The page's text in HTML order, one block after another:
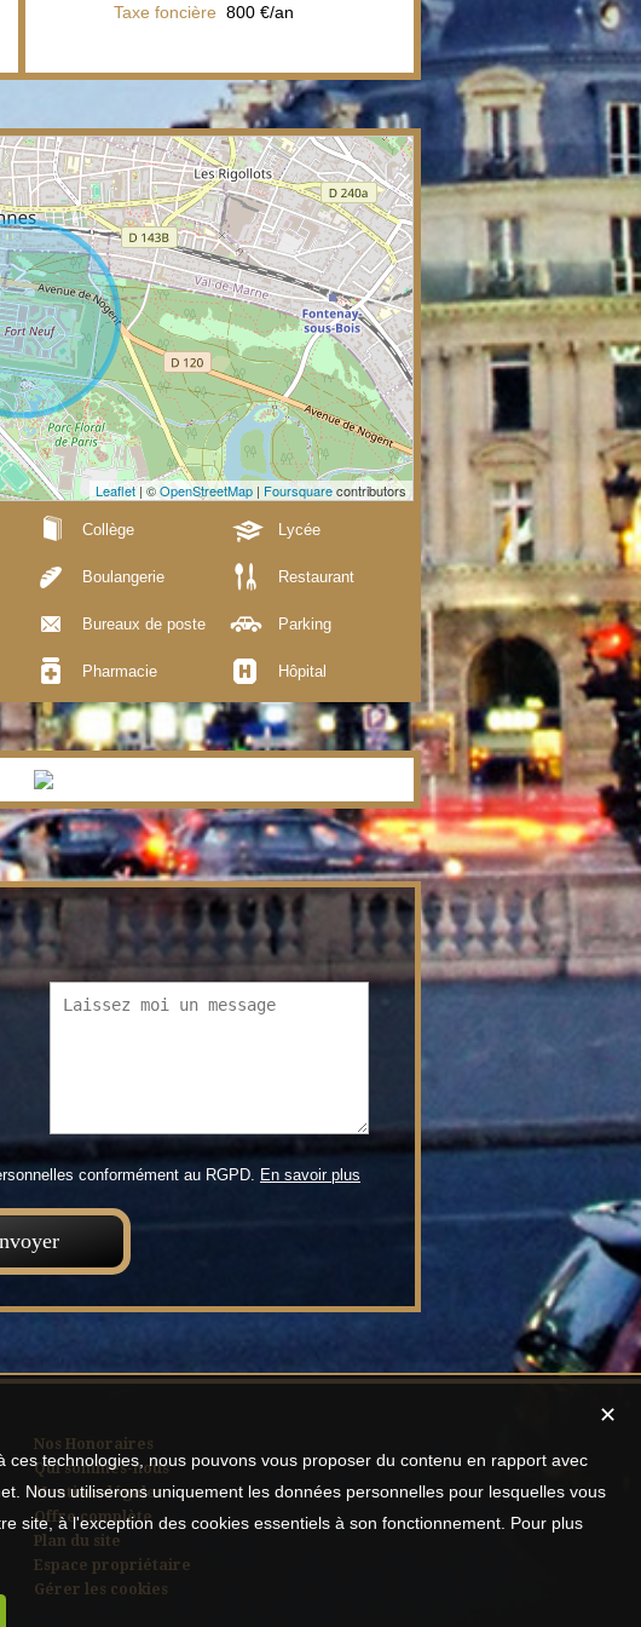
Taxe foncière 800 €/an
Leaflet| ©OpenStreetMap | Foursquarecontributors
Collège Lycée
Boulangerie Restaurant
Bureaux de poste Parking
Pharmacie Hôpital
conformément au RGPD. En savoir plus
Nos Honoraires
Qui sommes-nous
Mentions légales
Offre complète
Plan du site
Espace propriétaire
Gérer les cookies
✕
technologies, nous pouvons vous proposer du contenu en rapport avec
Nous utiliserons uniquement les données personnelles pour lesquelles vous
site, à l'exception des cookies essentiels à son fonctionnement. Pour plus